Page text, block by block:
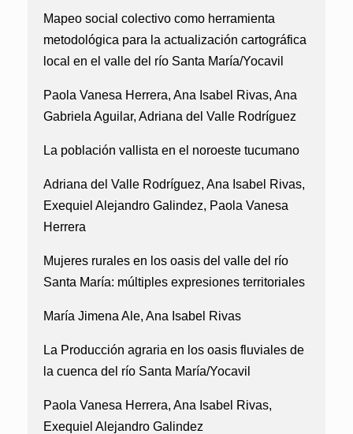
Mapeo social colectivo como herramienta
metodológica para la actualización cartográfica
local en el valle del río Santa María/Yocavil
Paola Vanesa Herrera, Ana Isabel Rivas, Ana
Gabriela Aguilar, Adriana del Valle Rodríguez
La población vallista en el noroeste tucumano
Adriana del Valle Rodríguez, Ana Isabel Rivas,
Exequiel Alejandro Galindez, Paola Vanesa
Herrera
Mujeres rurales en los oasis del valle del río
Santa María: múltiples expresiones territoriales
María Jimena Ale, Ana Isabel Rivas
La Producción agraria en los oasis fluviales de
la cuenca del río Santa María/Yocavil
Paola Vanesa Herrera, Ana Isabel Rivas,
Exequiel Alejandro Galindez